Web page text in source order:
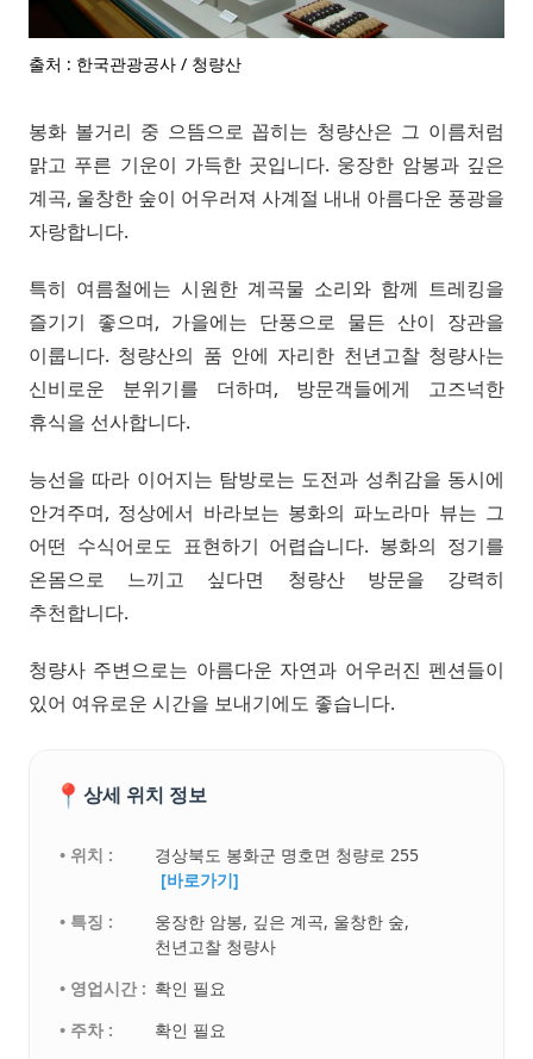
출처 : 한국관광공사 / 청량산
봉화 볼거리 중 으뜸으로 꼽히는 청량산은 그 이름처럼
맑고 푸른 기운이 가득한 곳입니다. 웅장한 암봉과 깊은
계곡, 울창한 숲이 어우러져 사계절 내내 아름다운 풍광을
자랑합니다.
특히 여름철에는 시원한 계곡물 소리와 함께 트레킹을
즐기기 좋으며, 가을에는 단풍으로 물든 산이 장관을
이룹니다. 청량산의 품 안에 자리한 천년고찰 청량사는
신비로운 분위기를 더하며, 방문객들에게 고즈넉한
휴식을 선사합니다.
능선을 따라 이어지는 탐방로는 도전과 성취감을 동시에
안겨주며, 정상에서 바라보는 봉화의 파노라마 뷰는 그
어떤 수식어로도 표현하기 어렵습니다. 봉화의 정기를
온몸으로 느끼고 싶다면 청량산 방문을 강력히
추천합니다.
청량사 주변으로는 아름다운 자연과 어우러진 펜션들이
있어 여유로운 시간을 보내기에도 좋습니다.
📍 상세 위치 정보
• 위치 :
경상북도 봉화군 명호면 청량로 255
[바로가기]
• 특징 :
웅장한 암봉, 깊은 계곡, 울창한 숲,
천년고찰 청량사
• 영업시간 : 확인 필요
• 주차 :
확인 필요